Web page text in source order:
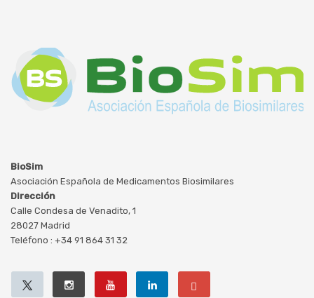
BioSim
Asociación Española de Medicamentos Biosimilares
Dirección
Calle Condesa de Venadito, 1
28027 Madrid
Teléfono : +34 91 864 31 32